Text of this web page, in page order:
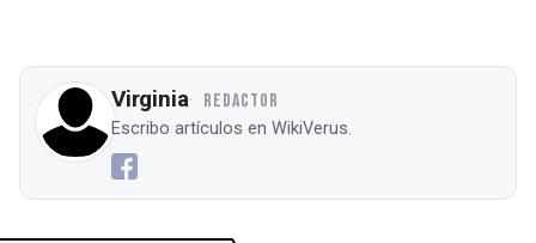
Virginia REDACTOR
Escribo artículos en WikiVerus.